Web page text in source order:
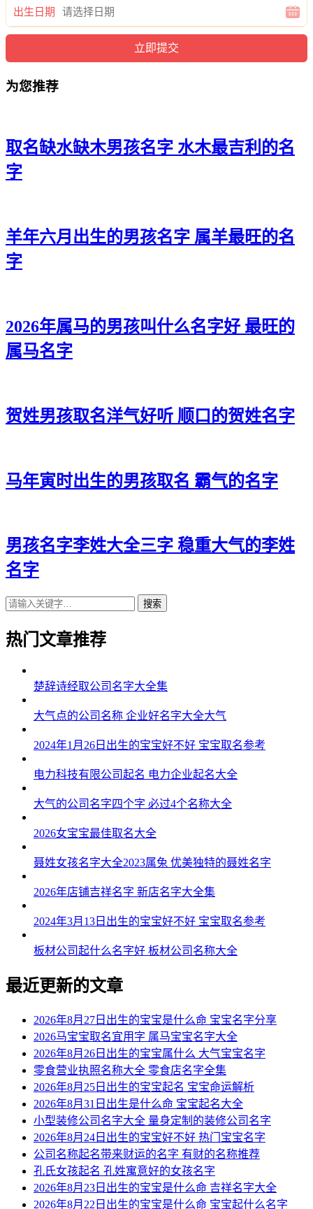
博、代和裕、代旻玄、代廷威、代志海、代南吉、代华江、代
新玄、代远海、代聪佑、代海康、代迅旻、代博雄、代牧旭、
代超超、代郎睿、代蓝辉、代宏修、代源新、代含奕、代水
蕾、代灏迪、代桦晗、代浩华、代旭宽、代新庆、代庆俊、代
浩曦、代奕曜、代浩倩、代伦廷、代奕尊、代俊旭、代唯杭、
代彦泽、代曜瀚、代享华、代辉尚、代龙寅、代俊铎、代牧
出生日期
为您推荐
取名缺水缺木男孩名字 水木最吉利的名
字
羊年六月出生的男孩名字 属羊最旺的名
字
2026年属马的男孩叫什么名字好 最旺的
属马名字
贺姓男孩取名洋气好听 顺口的贺姓名字
马年寅时出生的男孩取名 霸气的名字
男孩名字李姓大全三字 稳重大气的李姓
名字
搜索
热门文章推荐
楚辞诗经取公司名字大全集
大气点的公司名称 企业好名字大全大气
2024年1月26日出生的宝宝好不好 宝宝取名参考
电力科技有限公司起名 电力企业起名大全
大气的公司名字四个字 必过4个名称大全
2026女宝宝最佳取名大全
聂姓女孩名字大全2023属兔 优美独特的聂姓名字
2026年店铺吉祥名字 新店名字大全集
2024年3月13日出生的宝宝好不好 宝宝取名参考
板材公司起什么名字好 板材公司名称大全
最近更新的文章
2026年8月27日出生的宝宝是什么命 宝宝名字分享
2026马宝宝取名宜用字 属马宝宝名字大全
2026年8月26日出生的宝宝属什么 大气宝宝名字
零食营业执照名称大全 零食店名字全集
2026年8月25日出生的宝宝起名 宝宝命运解析
2026年8月31日出生是什么命 宝宝起名大全
小型装修公司名字大全 量身定制的装修公司名字
2026年8月24日出生的宝宝好不好 热门宝宝名字
公司名称起名带来财运的名字 有财的名称推荐
孔氏女孩起名 孔姓寓意好的女孩名字
2026年8月23日出生的宝宝是什么命 吉祥名字大全
2026年8月22日出生的宝宝是什么命 宝宝起什么名字